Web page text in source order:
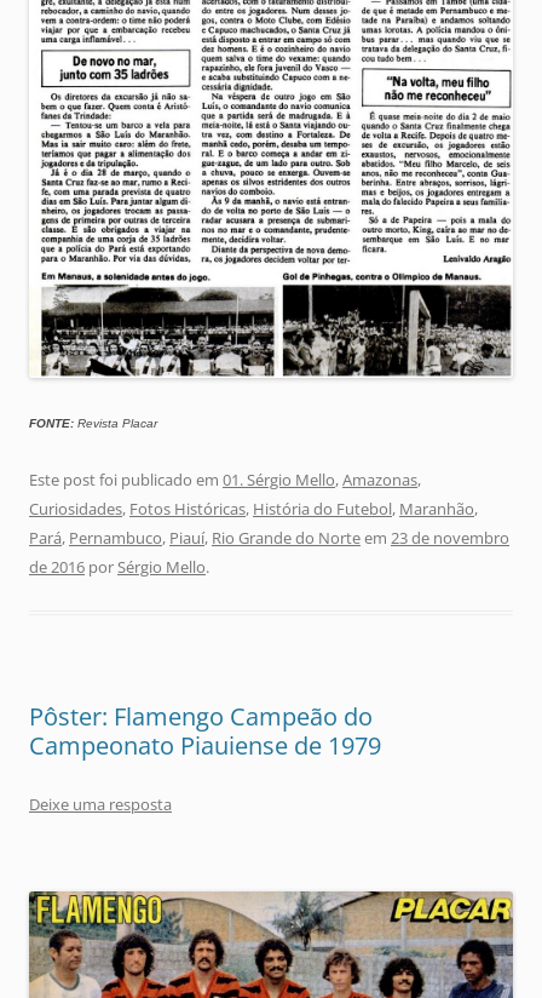
FONTE: Revista Placar
Este post foi publicado em 01. Sérgio Mello,Amazonas,
Curiosidades, Fotos Históricas, História do Futebol, Maranhão,
Pará, Pernambuco, Piauí, Rio Grande do Norteem 23 de novembro
de 2016 porSérgio Mello.
Pôster: Flamengo Campeão do
Campeonato Piauiense de 1979
Deixe uma resposta